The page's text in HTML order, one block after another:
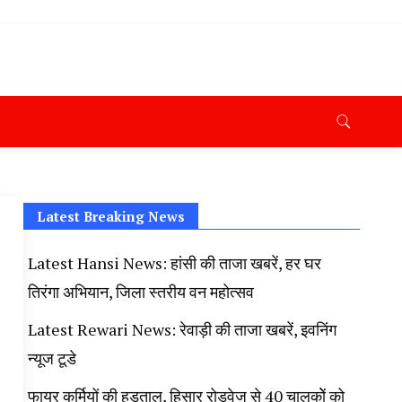
Khabar, Haryana Crime News Today, Weather
Porotet Update, Haryana Police Fir, Haryana
Latest Breaking News
Latest Hansi News: हांसी की ताजा खबरें, हर घर
तिरंगा अभियान, जिला स्तरीय वन महोत्सव
Latest Rewari News: रेवाड़ी की ताजा खबरें, इवनिंग
न्यूज टूडे
फायर कर्मियों की हड़ताल, हिसार रोडवेज से 40 चालकोें को